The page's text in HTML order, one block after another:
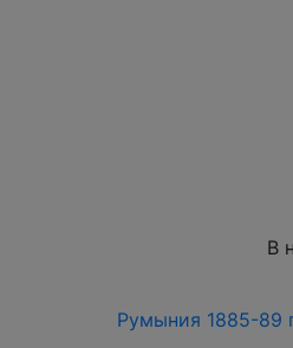
В
Румыния 1885-89